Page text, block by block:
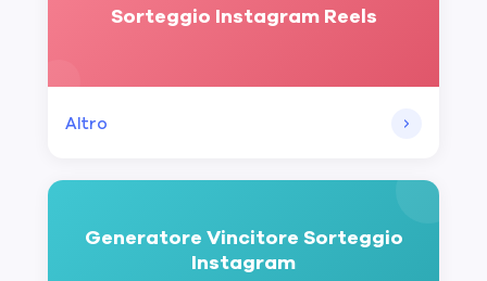
Sorteggio Instagram Reels
Altro
Generatore Vincitore Sorteggio
Instagram